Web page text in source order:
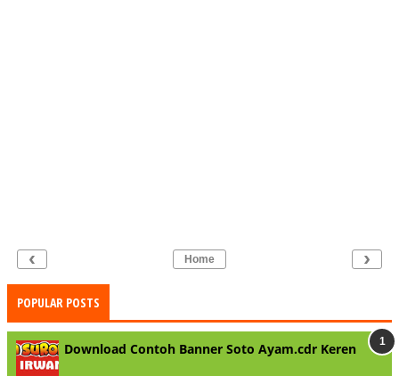
‹ ›
Home
POPULAR POSTS
Download Contoh Banner Soto Ayam.cdr Keren